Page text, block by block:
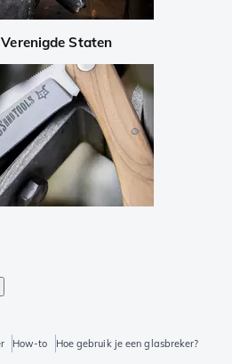
Staten
How-to Hoe gebruik je een glasbreker?